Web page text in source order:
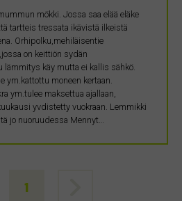
mökki. Jossa saa elää eläke
tartteis tressata ikävistä ilkeistä
Orhipolku,mehiläisentie
on keittiön sydän
lämmitys käy mutta ei kallis sähkö.
ym.kattottu moneen kertaan.
ym.tulee maksettua ajallaan,
yvdistetty vuokraan. Lemmikki
jo nuoruudessa Mennyt…
1